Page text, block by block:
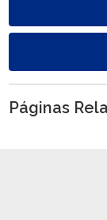
Páginas